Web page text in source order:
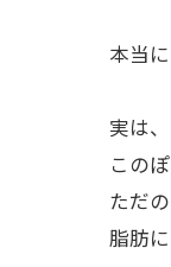
本当
実は、
この
ただ
脂肪